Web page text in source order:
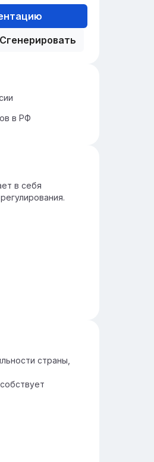
Сгенерировать
в РФ
в себя
страны,